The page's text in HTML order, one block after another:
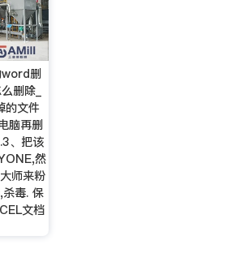
word删
删除_
文件
脑再删
、把该
然
师来粉
毒. 保
文档